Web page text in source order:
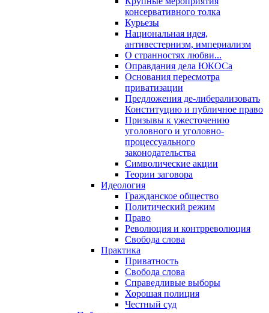
консервативного толка
Курьезы
Национальная идея,
антивестернизм, империализм
О странностях любви...
Оправдания дела ЮКОСа
Основания пересмотра
приватизации
Предложения де-либерализовать
Конституцию и публичное право
Призывы к ужесточению
уголовного и уголовно-
процессуального
законодательства
Символические акции
Теории заговора
Идеология
Гражданское общество
Политический режим
Право
Революция и контрреволюция
Свобода слова
Практика
Приватность
Свобода слова
Справедливые выборы
Хорошая полиция
Честный суд